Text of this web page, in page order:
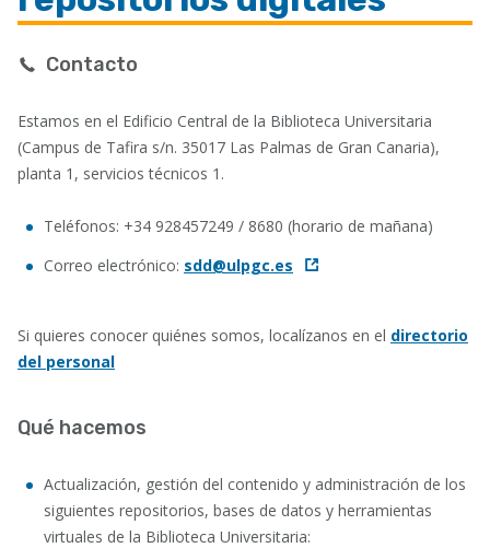
navegación
Contacto
Estamos en el Edificio Central de la Biblioteca Universitaria
(Campus de Tafira s/n. 35017 Las Palmas de Gran Canaria),
planta 1, servicios técnicos 1.
Teléfonos: +34 928457249 / 8680 (horario de mañana)
Correo electrónico: sdd@ulpgc.es
Si quieres conocer quiénes somos, localízanos en el directorio
del personal
Qué hacemos
Actualización, gestión del contenido y administración de los
siguientes repositorios, bases de datos y herramientas
virtuales de la Biblioteca Universitaria: